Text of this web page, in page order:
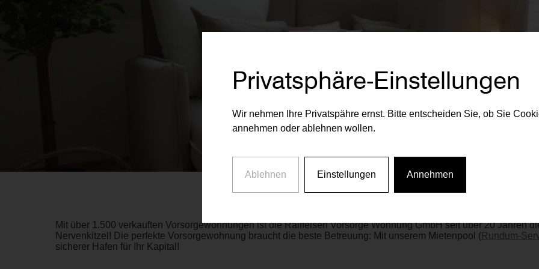
Mit über 1.500 verkauften Vorsorgewohnungen ist die Raiffeisen Vorsorge Wohnung GmbH seit über 20 Jahren
Nervenkitzel! Die perfekte Vorsorgewohnung braucht die beste Betreuung: Mit unserem Mietenpool (Rundum-
sicherer Hafen für Ihr Kapital!
Privatsphäre-Einstellungen
Wir nehmen Ihre Privatspähre ernst. Bitte entscheiden Sie, ob Sie
annehmen oder ablehnen wollen.
Ablehnen Einstellungen Annehmen